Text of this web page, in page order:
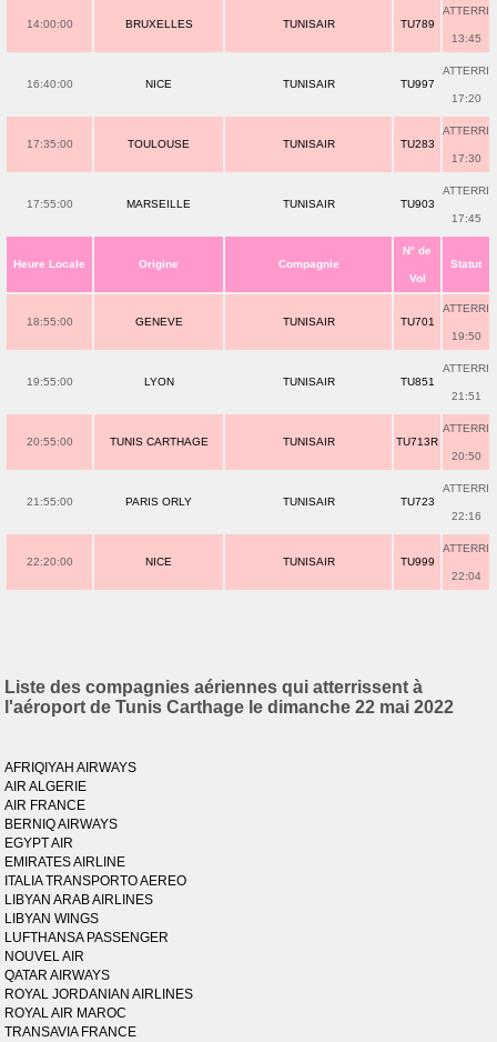
14:00:00 BRUXELLES TUNISAIR TU789
ATTERRI
13:45
16:40:00 NICE TUNISAIR TU997
ATTERRI
17:20
17:35:00 TOULOUSE TUNISAIR TU283
ATTERRI
17:30
17:55:00 MARSEILLE TUNISAIR TU903
ATTERRI
17:45
Heure Locale Origine Compagnie
N° de
Vol
Statut
18:55:00 GENEVE TUNISAIR TU701
ATTERRI
19:50
19:55:00 LYON TUNISAIR TU851
ATTERRI
21:51
20:55:00 TUNIS CARTHAGE TUNISAIR TU713R
ATTERRI
20:50
21:55:00 PARIS ORLY TUNISAIR TU723
ATTERRI
22:16
22:20:00 NICE TUNISAIR TU999
ATTERRI
22:04
Liste des compagnies aériennes qui atterrissent à
l'aéroport de Tunis Carthage le dimanche 22 mai 2022
AFRIQIYAH AIRWAYS
AIR ALGERIE
AIR FRANCE
BERNIQ AIRWAYS
EGYPT AIR
EMIRATES AIRLINE
ITALIA TRANSPORTO AEREO
LIBYAN ARAB AIRLINES
LIBYAN WINGS
LUFTHANSA PASSENGER
NOUVEL AIR
QATAR AIRWAYS
ROYAL JORDANIAN AIRLINES
ROYAL AIR MAROC
TRANSAVIA FRANCE